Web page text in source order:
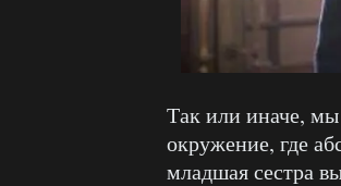
Так или иначе,
окружение, где
младшая сестра